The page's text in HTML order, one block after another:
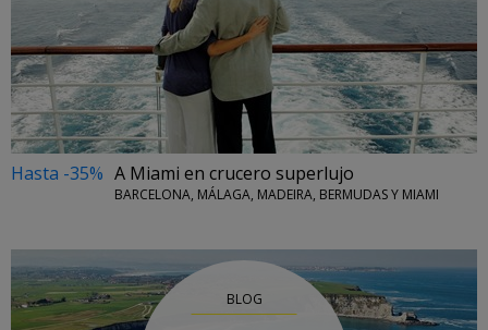
Hasta -35% A Miami en crucero superlujo
BARCELONA, MÁLAGA, MADEIRA, BERMUDAS Y MIAMI
BLOG